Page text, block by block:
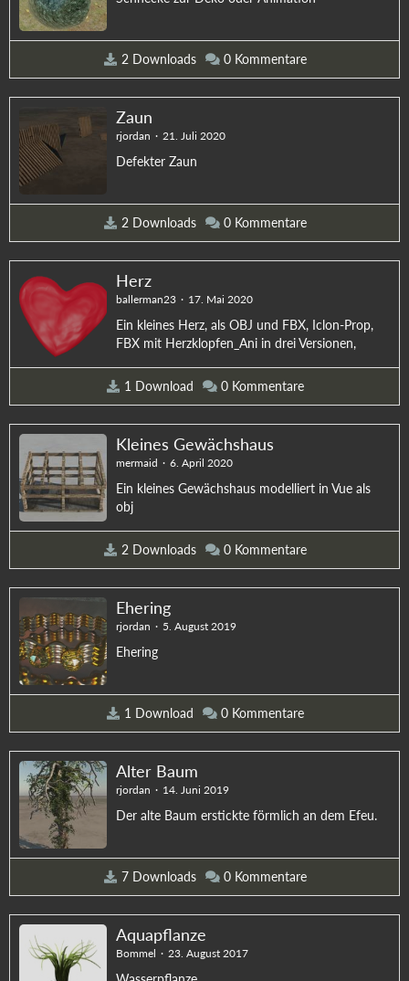
2 Downloads 0 Kommentare
Zaun
rjordan 21. Juli 2020
Defekter Zaun
2 Downloads 0 Kommentare
Herz
ballerman23 17. Mai 2020
Ein kleines Herz, als OBJ und FBX, Iclon-Prop,
FBX mit Herzklopfen_Ani in drei Versionen,
1 Download 0 Kommentare
Kleines Gewächshaus
mermaid 6. April 2020
Ein kleines Gewächshaus modelliert in Vue als
obj
2 Downloads 0 Kommentare
Ehering
rjordan 5. August 2019
Ehering
1 Download 0 Kommentare
Alter Baum
rjordan 14. Juni 2019
Der alte Baum erstickte förmlich an dem Efeu.
7 Downloads 0 Kommentare
Aquapflanze
Bommel 23. August 2017